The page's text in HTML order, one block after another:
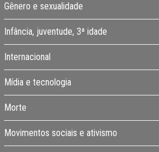
Gênero e sexualidade
Infância, juventude, 3ª idade
Internacional
Mídia e tecnologia
Morte
Movimentos sociais e ativismo